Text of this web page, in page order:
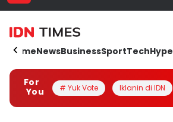
HomeNewsBusinessSportTechHype
For
You
# Yuk Vote Iklanin di IDN